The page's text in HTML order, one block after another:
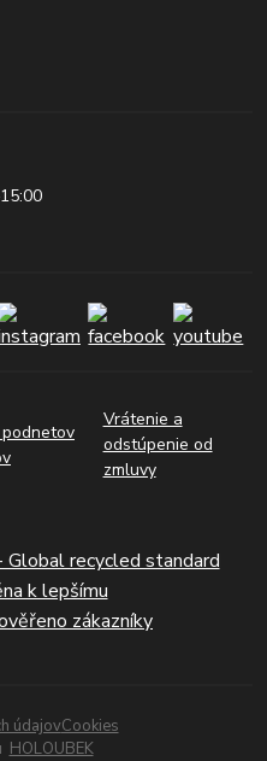
Vrátenie a
odstúpenie od
zmluvy
údajovCookies
HOLOUBEK